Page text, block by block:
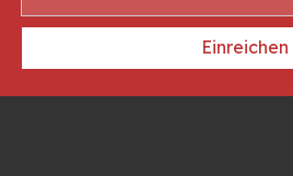
Einreichen